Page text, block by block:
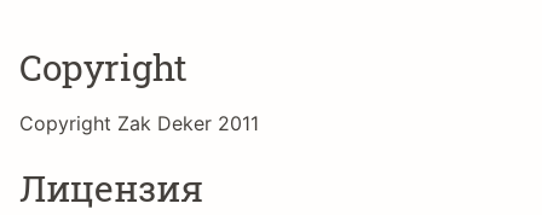
Copyright
Copyright Zak Deker 2011
Лицензия